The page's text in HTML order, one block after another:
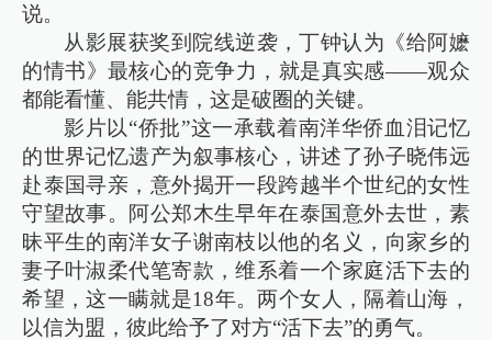
说。
从影展获奖到院线逆袭，丁钟认为《给阿嬷
的情书》最核心的竞争力，就是真实感——观众
都能看懂、能共情，这是破圈的关键。
影片以“侨批”这一承载着南洋华侨血泪记忆
的世界记忆遗产为叙事核心，讲述了孙子晓伟远
赴泰国寻亲，意外揭开一段跨越半个世纪的女性
守望故事。阿公郑木生早年在泰国意外去世，素
昧平生的南洋女子谢南枝以他的名义，向家乡的
妻子叶淑柔代笔寄款，维系着一个家庭活下去的
希望，这一瞒就是18年。两个女人，隔着山海，
以信为盟，彼此给予了对方“活下去”的勇气。